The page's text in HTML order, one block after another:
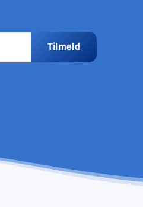
Tilmeld